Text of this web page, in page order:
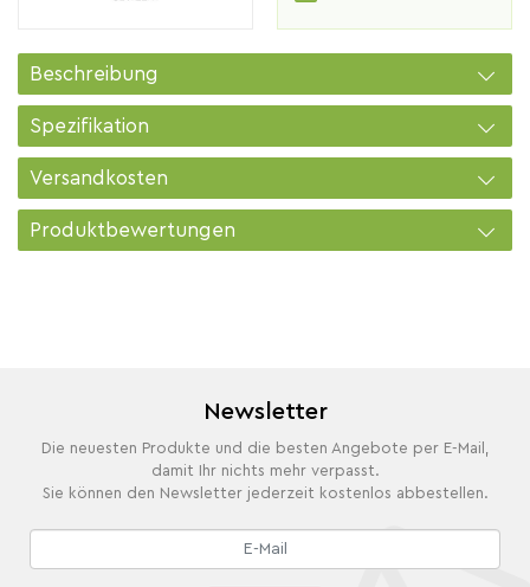
Beschreibung
Spezifikation
Versandkosten
Produktbewertungen
Newsletter
Die neuesten Produkte und die besten Angebote per E-Mail,
damit Ihr nichts mehr verpasst.
Sie können den Newsletter jederzeit kostenlos abbestellen.